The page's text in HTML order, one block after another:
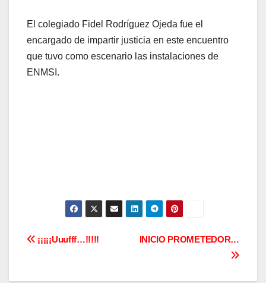
El colegiado Fidel Rodríguez Ojeda fue el
encargado de impartir justicia en este encuentro
que tuvo como escenario las instalaciones de
ENMSI.
Navegación
INICIO PROMETEDOR…
¡¡¡¡¡Uuufff…!!!!!